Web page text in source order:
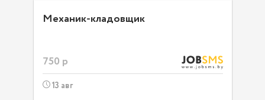
Механик-кладовщик
750 р
13 авг